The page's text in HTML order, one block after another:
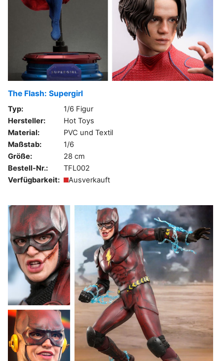
The Flash: Supergirl
Typ:
1/6 Figur
Hersteller:
Hot Toys
Material:
PVC und Textil
Maßstab:
1/6
Größe:
28 cm
Bestell-Nr.:
TFL002
Verfügbarkeit:
Ausverkauft